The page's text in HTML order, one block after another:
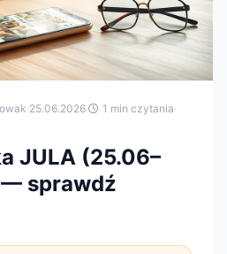
·25.06.2026· 1 min czytania·
JULA (25.06–
sprawdź